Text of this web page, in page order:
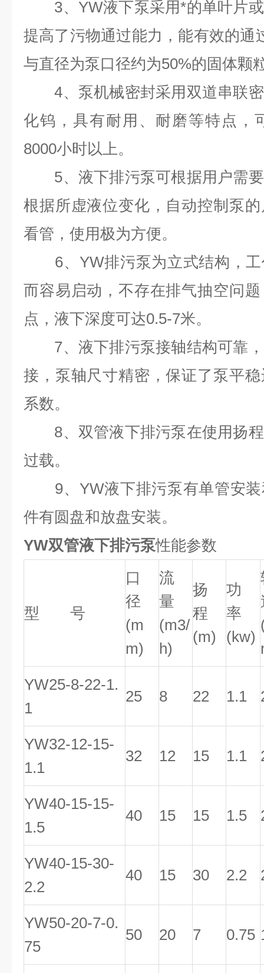
3、YW液下泵采用*的单叶片或
提高了污物通过能力，能有效的通
与直径为泵口径约为50%的固体颗
4、泵机械密封采用双道串联密
化钨，具有耐用、耐磨等特点，
8000小时以上。
5、液下排污泵可根据用户需要
根据所虚液位变化，自动控制泵
看管，使用极为方便。
6、YW排污泵为立式结构，工
而容易启动，不存在排气抽空问
点，液下深度可达0.5-7米。
7、液下排污泵接轴结构可靠，
接，泵轴尺寸精密，保证了泵平
系数。
8、双管液下排污泵在使用扬程
过载。
9、YW液下排污泵有单管安装
件有圆盘和放盘安装。
YW双管液下排污泵性能参数
型 号
口
径
(m
m)
流
量
(m3/
h)
扬
程
(m)
功
率
(kw)
YW25-8-22-1.
1
25 8 22 1.1
YW32-12-15-
1.1
32 12 15 1.1
YW40-15-15-
1.5
40 15 15 1.5
YW40-15-30-
2.2
40 15 30 2.2
YW50-20-7-0.
75
50 20 7 0.75